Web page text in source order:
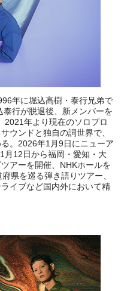
年に堀込高樹・泰行兄弟で
泰行が脱退後、新メンバーを
2021年より現在のソロプロ
ウンドと独自の詞世界で、
。2026年1月9日にニューア
月12日から福岡・愛知・大
アーを開催、NHKホールを
県を巡る弾き語りツアー、
イブなど国内外において精